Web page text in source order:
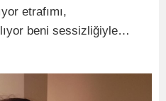
etrafımı,
beni sessizliğiyle…